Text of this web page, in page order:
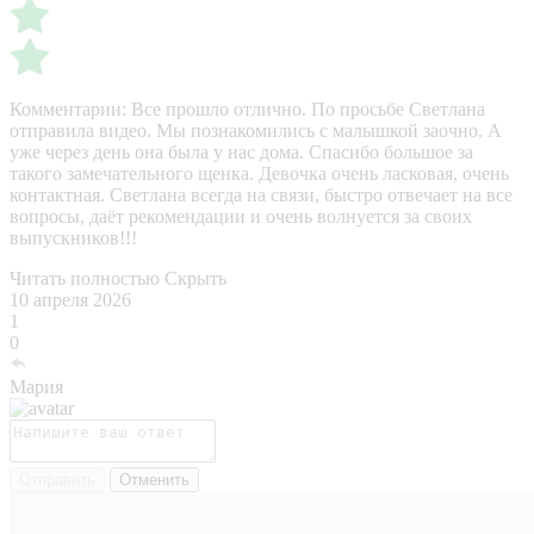
Комментарии: Все прошло отлично. По просьбе Светлана
отправила видео. Мы познакомились с малышкой заочно. А
уже через день она была у нас дома. Спасибо большое за
такого замечательного щенка. Девочка очень ласковая, очень
контактная. Светлана всегда на связи, быстро отвечает на все
вопросы, даёт рекомендации и очень волнуется за своих
выпускников!!!
Читать полностью Скрыть
10 апреля 2026
1
0
Мария
Отменить